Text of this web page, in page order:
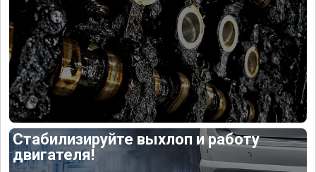
Стабилизируйте выхлоп и работу
двигателя!